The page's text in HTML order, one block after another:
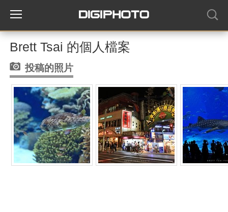
Brett Tsai 的個人檔案
投稿的照片